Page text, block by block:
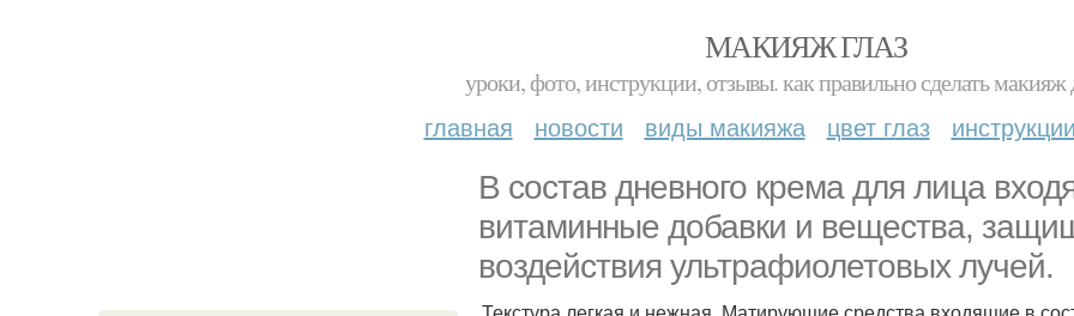
МАКИЯЖ ГЛАЗ
уроки, фото, инструкции, отзывы. как правильно сделать макияж
главная новости виды макияжа цвет глаз
В состав дневного крема для лица
витаминные добавки и вещества,
воздействия ультрафиолетовых лучей.